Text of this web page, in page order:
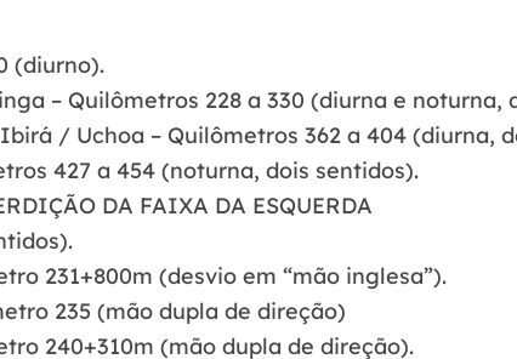
(diurno).
– Quilômetros 228 a 330 (diurna e noturna,
/ Uchoa – Quilômetros 362 a 404 (diurna,
427 a 454 (noturna, dois sentidos).
DA FAIXA DA ESQUERDA
231+800m (desvio em “mão inglesa”).
235 (mão dupla de direção)
240+310m (mão dupla de direção).